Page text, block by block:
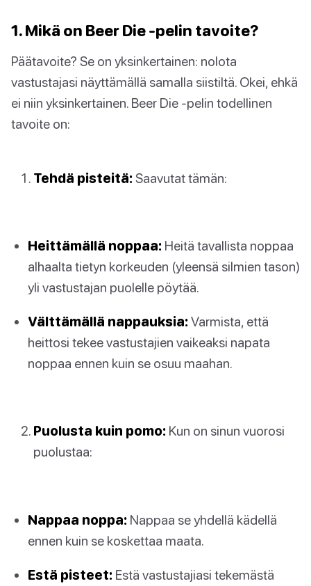
1. Mikä on Beer Die -pelin tavoite?
Päätavoite? Se on yksinkertainen: nolota
vastustajasi näyttämällä samalla siistiltä. Okei, ehkä
ei niin yksinkertainen. Beer Die -pelin todellinen
tavoite on:
Tehdä pisteitä: Saavutat tämän:
Heittämällä noppaa: Heitä tavallista noppaa
alhaalta tietyn korkeuden (yleensä silmien tason)
yli vastustajan puolelle pöytää.
Välttämällä nappauksia: Varmista, että
heittosi tekee vastustajien vaikeaksi napata
noppaa ennen kuin se osuu maahan.
Puolusta kuin pomo: Kun on sinun vuorosi
puolustaa:
Nappaa noppa: Nappaa se yhdellä kädellä
ennen kuin se koskettaa maata.
Estä pisteet: Estä vastustajiasi tekemästä